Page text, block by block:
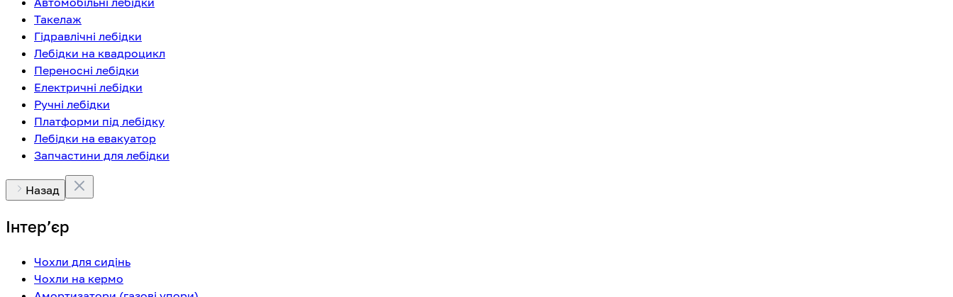
Такелаж
Гідравлічні лебідки
Лебідки на квадроцикл
Переносні лебідки
Електричні лебідки
Ручні лебідки
Платформи під лебідку
Лебідки на евакуатор
Запчастини для лебідки
Назад
Інтерʼєр
Чохли для сидінь
Чохли на кермо